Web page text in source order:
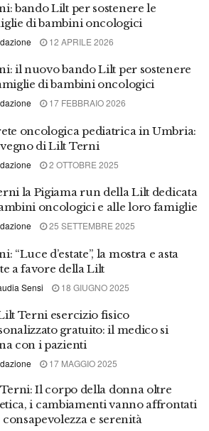
bando Lilt per sostenere le
di bambini oncologici
12 APRILE 2026
il nuovo bando Lilt per sostenere
di bambini oncologici
17 FEBBRAIO 2026
oncologica pediatrica in Umbria:
di Lilt Terni
2 OTTOBRE 2025
la Pigiama run della Lilt dedicata
oncologici e alle loro famiglie
25 SETTEMBRE 2025
“Luce d’estate”, la mostra e asta
a favore della Lilt
Sensi 18 GIUGNO 2025
Terni esercizio fisico
gratuito: il medico si
con i pazienti
17 MAGGIO 2025
Il corpo della donna oltre
i cambiamenti vanno affrontati
e serenità